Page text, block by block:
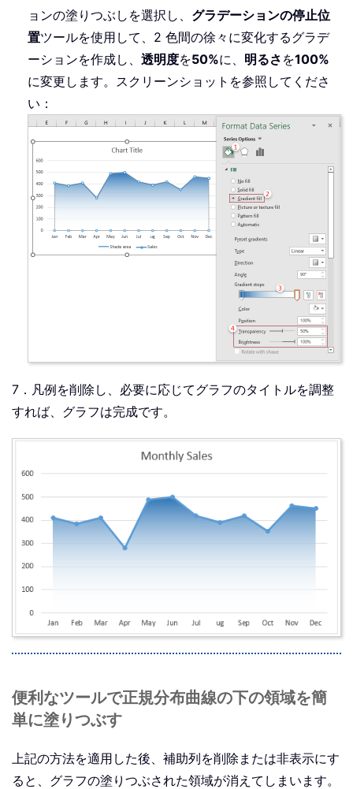
ョンの塗りつぶしを選択し、 グラデーションの停止位
置ツールを使用して、2 色間の徐々に変化するグラデ
ーションを作成し、 透明度を50%に、 明るさ を100%
に変更します。スクリーンショットを参照してくださ
い：
7．凡例を削除し、必要に応じてグラフのタイトルを調整
すれば、グラフは完成です。
便利なツールで正規分布曲線の下の領域を簡
単に塗りつぶす
上記の方法を適用した後、補助列を削除または非表示にす
ると、グラフの塗りつぶされた領域が消えてしまいます。